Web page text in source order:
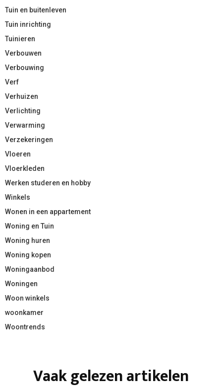
Tuin en buitenleven
Tuin inrichting
Tuinieren
Verbouwen
Verbouwing
Verf
Verhuizen
Verlichting
Verwarming
Verzekeringen
Vloeren
Vloerkleden
Werken studeren en hobby
Winkels
Wonen in een appartement
Woning en Tuin
Woning huren
Woning kopen
Woningaanbod
Woningen
Woon winkels
woonkamer
Woontrends
Vaak gelezen artikelen